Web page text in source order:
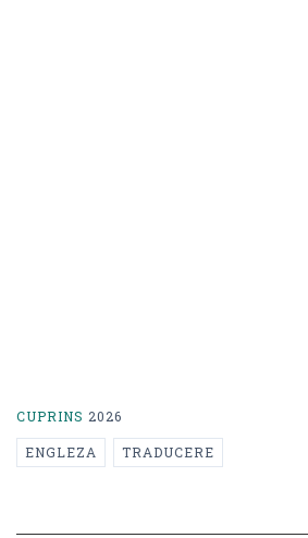
CUPRINS 2026
ENGLEZA TRADUCERE